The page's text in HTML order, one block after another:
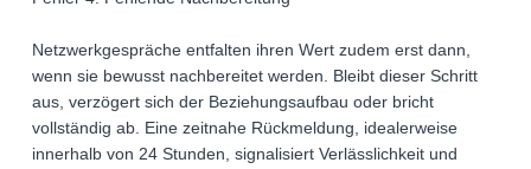
Netzwerkgespräche entfalten ihren Wert zudem erst dann,
wenn sie bewusst nachbereitet werden. Bleibt dieser Schritt
aus, verzögert sich der Beziehungsaufbau oder bricht
vollständig ab. Eine zeitnahe Rückmeldung, idealerweise
innerhalb von 24 Stunden, signalisiert Verlässlichkeit und